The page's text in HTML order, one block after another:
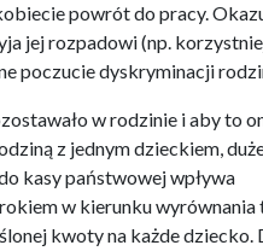
powrót do pracy.
jej rozpadowi (np.
poczucie dyskryminacji
w rodzinie i aby to
z jednym dzieckiem,
kasy państwowej wpływa
w kierunku wyrównania
kwoty na każde dziecko.